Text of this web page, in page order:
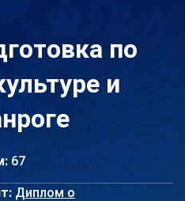
по
и
67
Диплом о